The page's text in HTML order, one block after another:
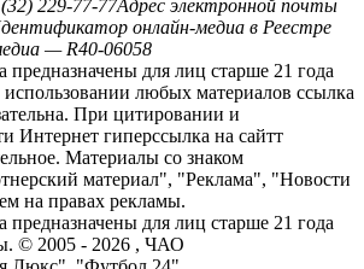
229-77-77Адрес электронной почты
онлайн-медиа в Реестре
— R40-06058
предназначены для лиц старше 21 года
любых материалов ссылка
При цитировании и
Интернет гиперссылка на сайтт
Материалы со знаком
материал", "Реклама", "Новости
на правах рекламы.
предназначены для лиц старше 21 года
© 2005 - 2026 , ЧАО